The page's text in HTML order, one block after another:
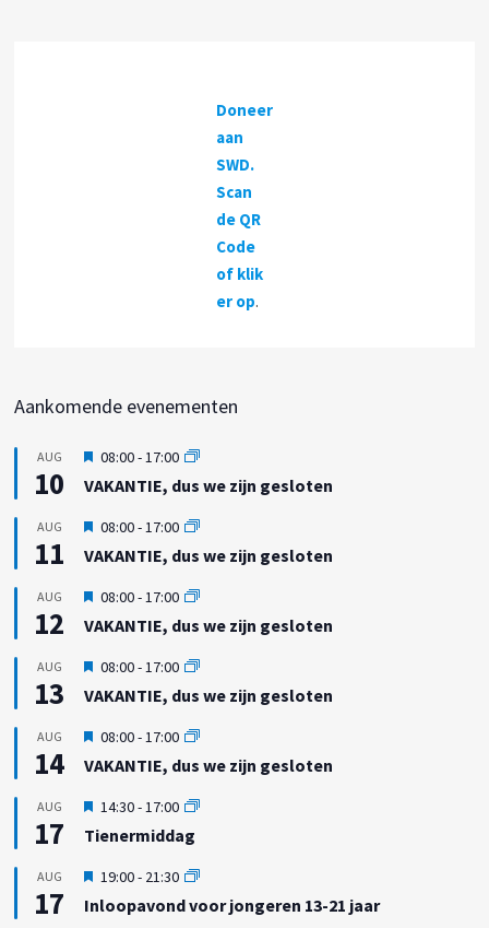
Doneer
aan
SWD.
Scan
de QR
Code
of klik
er op.
Aankomende evenementen
AUG
10
U
i
t
g
e
l
c
h
08:00-17:00
VAKANTIE, dus we zijn gesloten
AUG
11
U
i
t
g
e
l
c
h
08:00-17:00
VAKANTIE, dus we zijn gesloten
AUG
12
U
i
t
g
e
l
c
h
08:00-17:00
VAKANTIE, dus we zijn gesloten
AUG
13
U
i
t
g
e
l
c
h
08:00-17:00
VAKANTIE, dus we zijn gesloten
AUG
14
U
i
t
g
e
l
c
h
08:00-17:00
VAKANTIE, dus we zijn gesloten
AUG
17
U
t
g
e
l
14:30-17:00
Tienermiddag
AUG
17
U
i
t
19:00- 21:30
Inloopavond voor jongeren 13-21 jaar